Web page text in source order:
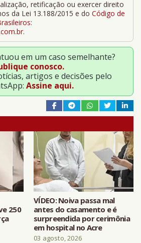
retificação ou exercer direito
da Lei 13.188/2015 e do Código de
:
.
em um caso semelhante?
conosco.
artigos e decisões pelo
Assine aqui.
250
VÍDEO: Noiva passa mal
antes do casamento e é
surpreendida por cerimônia
em hospital no Acre
03 agosto, 2026